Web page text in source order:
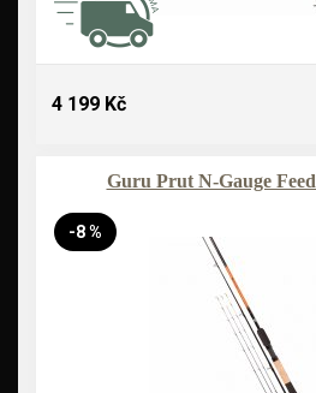
4 199 Kč
Guru Prut N-Gauge
-8 %